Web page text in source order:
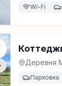
Wi-Fi
Деревня
Парковка